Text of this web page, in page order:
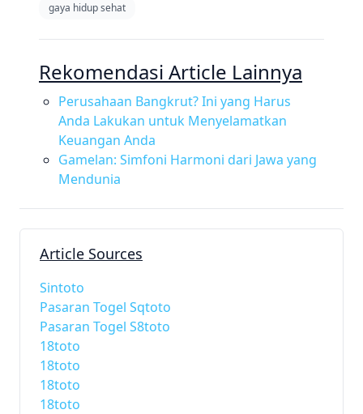
gaya hidup sehat
Rekomendasi Article Lainnya
Perusahaan Bangkrut? Ini yang Harus
Anda Lakukan untuk Menyelamatkan
Keuangan Anda
Gamelan: Simfoni Harmoni dari Jawa yang
Mendunia
Article Sources
Sintoto
Pasaran Togel Sqtoto
Pasaran Togel S8toto
18toto
18toto
18toto
18toto